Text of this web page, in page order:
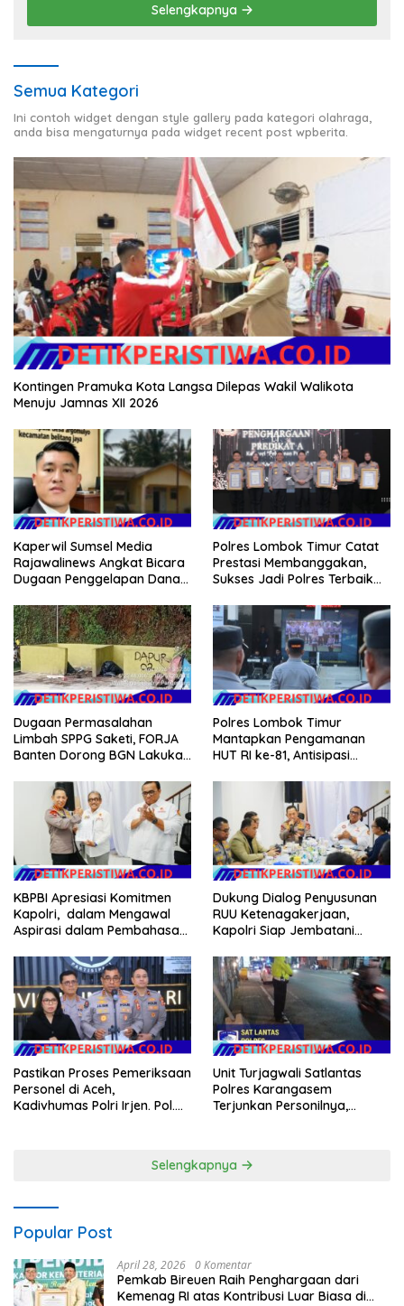
Selengkapnya
Semua Kategori
Ini contoh widget dengan style gallery pada kategori olahraga,
anda bisa mengaturnya pada widget recent post wpberita.
Kontingen Pramuka Kota Langsa Dilepas Wakil Walikota
Menuju Jamnas XII 2026
Kaperwil Sumsel Media
Rajawalinews Angkat Bicara
Dugaan Penggelapan Dana
Argomulyo Belitang Jaya
Hilang 3 Bulan Bawa
Anggaran Pembangunan
Polres Lombok Timur Catat
Prestasi Membanggakan,
Sukses Jadi Polres Terbaik
NTB
Dugaan Permasalahan
Limbah SPPG Saketi, FORJA
Banten Dorong BGN Lakukan
Polres Lombok Timur
Mantapkan Pengamanan
HUT RI ke-81, Antisipasi
Agenda Kapolri
KBPBI Apresiasi Komitmen
Kapolri, dalam Mengawal
Aspirasi dalam Pembahasan
Dukung Dialog Penyusunan
RUU Ketenagakerjaan,
Kapolri Siap Jembatani
Pastikan Proses Pemeriksaan
Personel di Aceh,
Kadivhumas Polri Irjen. Pol.
Unit Turjagwali Satlantas
Polres Karangasem
Terjunkan Personilnya,
Selengkapnya
Popular Post
April 28, 2026 0 Komentar
Pemkab Bireuen Raih Penghargaan dari
Kemenag RI atas Kontribusi Luar Biasa di